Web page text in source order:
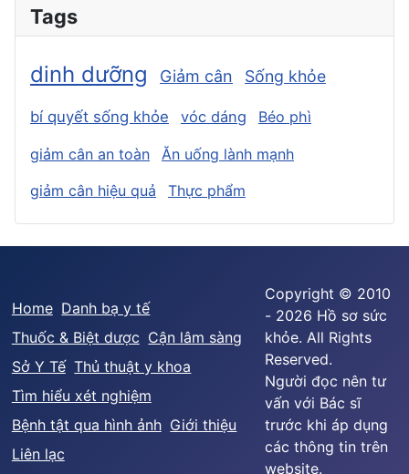
Tags
dinh dưỡng Giảm cân Sống khỏe
bí quyết sống khỏe vóc dáng Béo phì
giảm cân an toàn
Ăn uống lành mạnh
giảm cân hiệu quả
Thực phẩm
Home Danh bạ y tế
Thuốc & Biệt dược Cận lâm sàng
Sở Y Tế Thủ thuật y khoa
Tìm hiểu xét nghiệm
Bệnh tật qua hình ảnh Giới thiệu
Liên lạc
Copyright © 2010
- 2026 Hồ sơ sức
khỏe. All Rights
Reserved.
Người đọc nên tư
vấn với Bác sĩ
trước khi áp dụng
các thông tin trên
website.